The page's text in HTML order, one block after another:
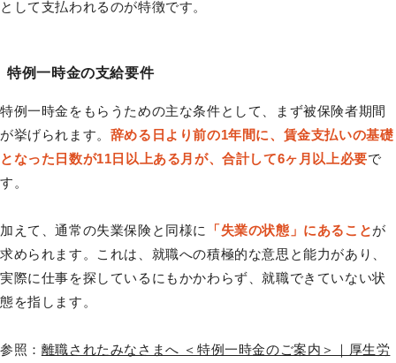
として支払われるのが特徴です。
特例一時金の支給要件
特例一時金をもらうための主な条件として、まず被保険者期間
が挙げられます。 辞める日より前の1年間に、賃金支払いの基礎
となった日数が11日以上ある月が、合計して6ヶ月以上必要で
す。
加えて、通常の失業保険と同様に 「失業の状態」にあることが
求められます。これは、就職への積極的な意思と能力があり、
実際に仕事を探しているにもかかわらず、就職できていない状
態を指します。
参照： 離職されたみなさまへ ＜特例一時金のご案内＞｜厚生労